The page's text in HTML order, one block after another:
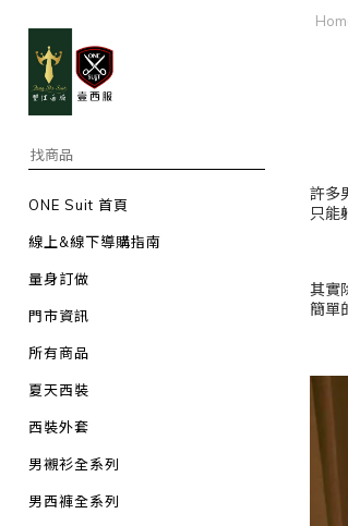
ONE Suit 首頁
線上&線下導購指南
量身訂做
門市資訊
所有商品
夏天西裝
西裝外套
男襯衫全系列
男西褲全系列
許多
只能
其實
簡單